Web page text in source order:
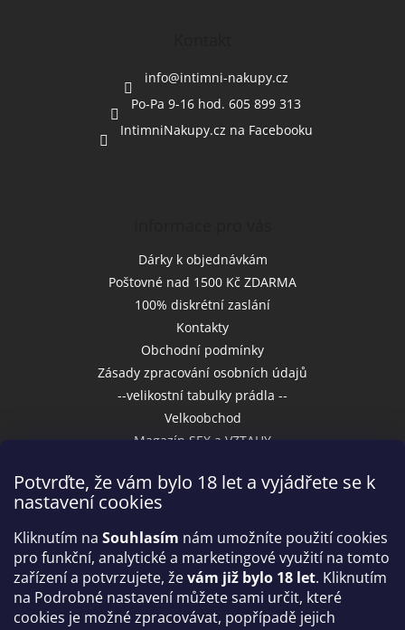
Potvrďte, že vám bylo 18 let a vyjádřete se k
nastavení cookies
Kliknutím na Souhlasím nám umožníte použití cookies
pro funkční, analytické a marketingové využití na tomto
zařízení a potvrzujete, ževám již bylo 18 let. Kliknutím
na Podrobné nastavení můžete sami určit, které
cookies je možné zpracovávat, popřípadě jejich
info@intimni-nakupy.cz
Po-Pa 9-16 hod. 605 899 313
IntimniNakupy.cz na Facebooku
Dárky k objednávkám
Poštovné nad 1500 Kč ZDARMA
100% diskrétní zaslání
Kontakty
Obchodní podmínky
Zásady zpracování osobních údajů
--velikostní tabulky prádla --
Velkoobchod
Magazín SEX a VZTAHY
Přijímáme online platby